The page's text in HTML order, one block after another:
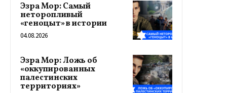
Эзра Мор: Самый
неторопливый
«геноцыт» в истории
04.08.2026
Эзра Мор: Ложь об
«оккупированных
палестинских
территориях»